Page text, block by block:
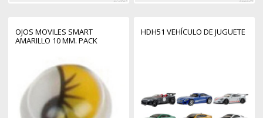
OJOS MOVILES SMART
AMARILLO 10 MM. PACK
HDH51 VEHÍCULO DE JUGUETE